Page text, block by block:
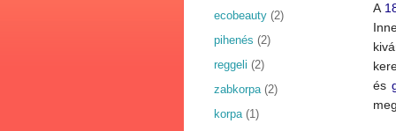
A
és
ecobeauty (2)
pihenés (2)
reggeli (2)
zabkorpa (2)
korpa (1)